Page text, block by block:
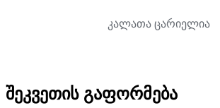
კალათა ცარიელია
შეკვეთის გაფორმება